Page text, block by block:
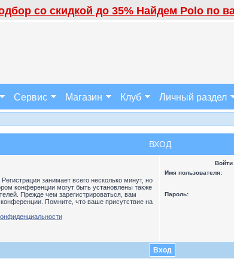
со скидкой до 35% Найдем Polo по
Сервис Магазин Клуб Личный раздел
ВХОД
занимает всего несколько минут, но
конференции могут быть установлены также
Прежде чем зарегистрироваться, вам
Помните, что ваше присутствие на
Войти
Имя пользователя:
Пароль: